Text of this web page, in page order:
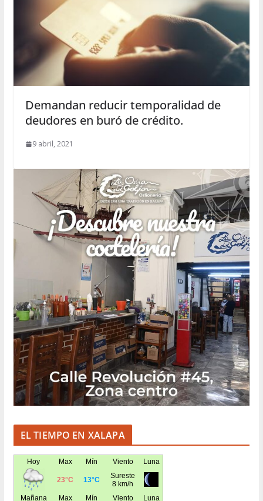
Demandan reducir temporalidad de
deudores en buró de crédito.
9 abril, 2021
EL TIEMPO EN XALAPA